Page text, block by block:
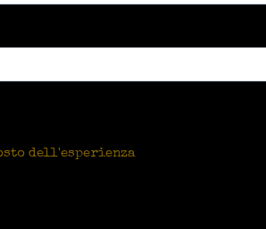
dell'esperienza